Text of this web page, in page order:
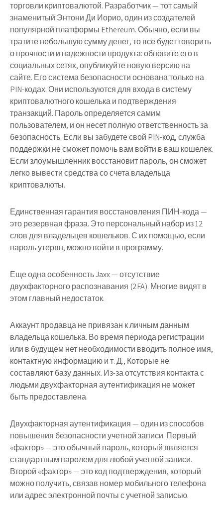
торговли криптовалютой. Разработчик — тот самый
знаменитый Энтони Ди Иорио, один из создателей
популярной платформы Ethereum. Обычно, если вы
тратите небольшую сумму денег, то все будет говорить
о прочности и надежности продукта: обновите его в
социальных сетях, опубликуйте новую версию на
сайте. Его система безопасности основана только на
PIN-кодах. Они используются для входа в систему
криптовалютного кошелька и подтверждения
транзакций. Пароль определяется самим
пользователем, и он несет полную ответственность за
безопасность. Если вы забудете свой PIN-код, служба
поддержки не сможет помочь вам войти в ваш кошелек.
Если злоумышленник восстановит пароль, он сможет
легко вывести средства со счета владельца
криптовалюты.
Единственная гарантия восстановления ПИН-кода —
это резервная фраза. Это персональный набор из 12
слов для владельцев кошельков. С их помощью, если
пароль утерян, можно войти в программу.
Еще одна особенность Jaxx — отсутствие
двухфакторного распознавания (2FA). Многие видят в
этом главный недостаток.
Аккаунт продавца не привязан к личным данным
владельца кошелька. Во время периода регистрации
или в будущем нет необходимости вводить полное имя,
контактную информацию и т. Д., Которые не
составляют базу данных. Из-за отсутствия контакта с
людьми двухфакторная аутентификация не может
быть предоставлена.
Двухфакторная аутентификация — один из способов
повышения безопасности учетной записи. Первый
«фактор» — это обычный пароль, который является
стандартным паролем для любой учетной записи.
Второй «фактор» — это код подтверждения, который
можно получить, связав номер мобильного телефона
или адрес электронной почты с учетной записью.